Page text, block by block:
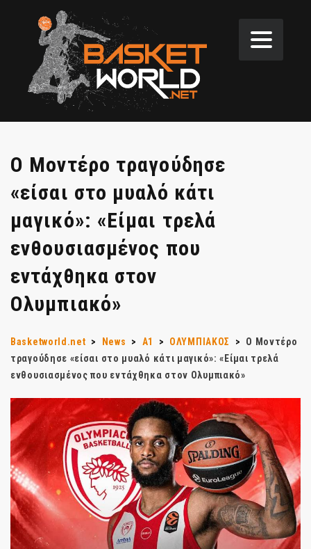
Ο Μοντέρο τραγούδησε
«είσαι στο μυαλό κάτι
μαγικό»: «Είμαι τρελά
ενθουσιασμένος που
εντάχθηκα στον
Ολυμπιακό»
Basketworld.net > News > Α1 > ΟΛΥΜΠΙΑΚΟΣ >
Ο Μοντέρο
τραγούδησε «είσαι στο μυαλό κάτι μαγικό»: «Είμαι τρελά
ενθουσιασμένος που εντάχθηκα στον Ολυμπιακό»